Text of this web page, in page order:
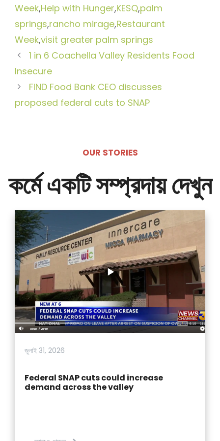
Week,Help with Hunger,KESQ,palm
springs,rancho mirage,Restaurant
Week,visit greater palm springs
1 in 6 Coachella Valley Residents Food
Insecure
FIND Food Bank CEO discusses
proposed federal cuts to SNAP
OUR STORIES
কর্মে একটি সম্প্রদায় দেখুন
জুলাই 31, 2026
Federal SNAP cuts could increase
demand across the valley